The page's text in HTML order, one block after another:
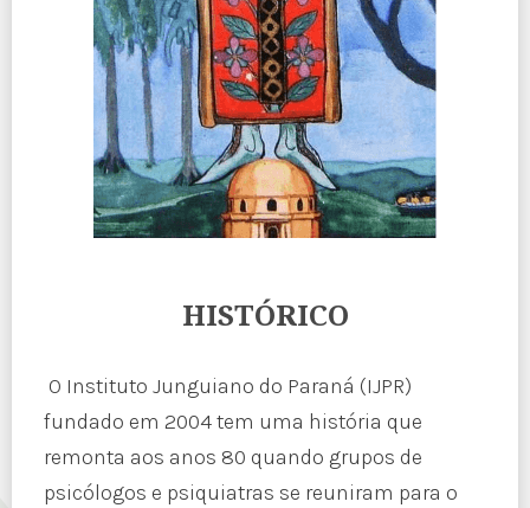
HISTÓRICO
O Instituto Junguiano do Paraná (IJPR)
fundado em 2004 tem uma história que
remonta aos anos 80 quando grupos de
psicólogos e psiquiatras se reuniram para o